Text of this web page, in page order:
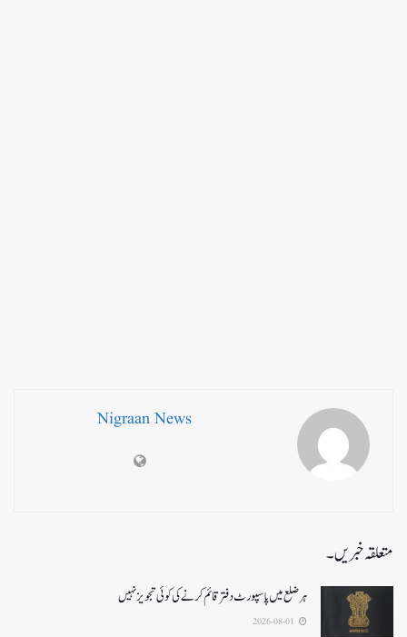
Nigraan News
متعلقہ خبریں۔
ہر ضلع میں پاسپورٹ دفتر قائم کرنے کی کوئی تجویز نہیں